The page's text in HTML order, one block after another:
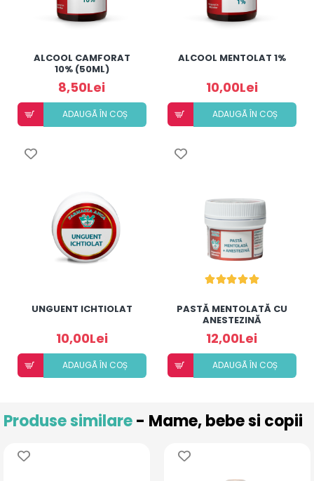
ALCOOL CAMFORAT
10% (50ML)
8,50Lei
ADAUGÃ ÎN COȘ
ALCOOL MENTOLAT 1%
10,00Lei
ADAUGÃ ÎN COȘ
UNGUENT ICHTIOLAT
10,00Lei
ADAUGÃ ÎN COȘ
PASTĂ MENTOLATĂ CU
ANESTEZINĂ
12,00Lei
ADAUGÃ ÎN COȘ
Produse similare- Mame, bebe si copii